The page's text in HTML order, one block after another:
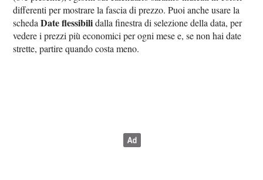
differenti per mostrare la fascia di prezzo. Puoi anche usare la
schedaDate flessibilidalla finestra di selezione della data, per
vedere i prezzi più economici per ogni mese e, se non hai date
strette, partire quando costa meno.